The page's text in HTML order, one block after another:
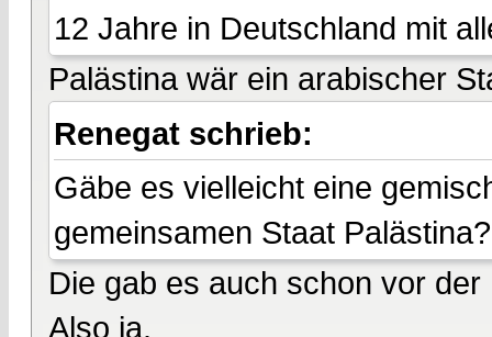
12 Jahre in Deutschland mit
Palästina wär ein arabischer
Renegat schrieb:
Gäbe es vielleicht eine
gemeinsamen Staat Palästina?
Die gab es auch schon vor
Also ja.